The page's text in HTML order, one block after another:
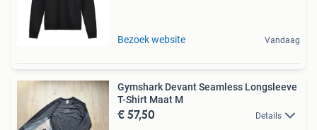
Bezoek website Vandaag
Gymshark Devant Seamless Longsleeve
T-Shirt Maat M
€ 57,50 Details